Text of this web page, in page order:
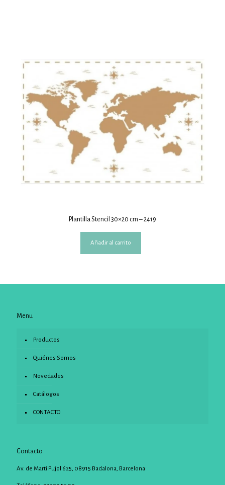
Plantilla Stencil 30×20 cm – 2419
Añadir al carrito
Menu
Productos
Quiénes Somos
Novedades
Catálogos
CONTACTO
Contacto
Av. de Martí Pujol 625, 08915 Badalona, Barcelona